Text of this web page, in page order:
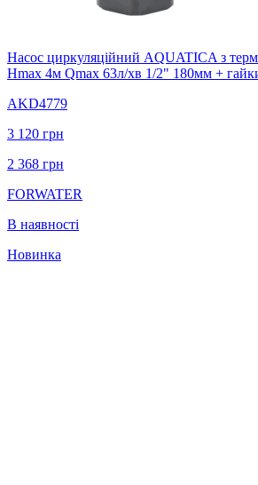
Насос циркуляційний AQUATICA з
Hmax 4м Qmax 63л/хв 1/2" 180мм +
AKD4779
3 120 грн
2 368 грн
FORWATER
В наявності
Новинка